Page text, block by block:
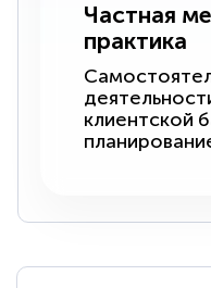
Частная
практика
клиентской